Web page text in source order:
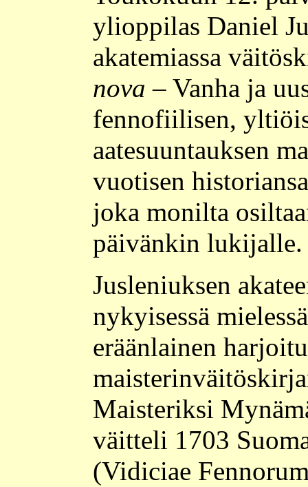
ylioppilas Daniel
akatemiassa
nova – Vanha ja
fennofiilisen,
aatesuuntauksen
vuotisen
joka monilta
päivänkin lukijalle.
Jusleniuksen
nykyisessä
eräänlainen
Maisteriksi
väitteli 1703
(Vidiciae